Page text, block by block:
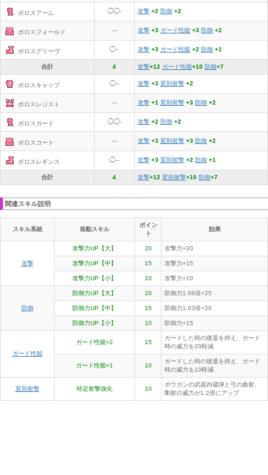
ボロスアーム ◯◯- 攻撃 +2 防御 +2
ボロスフォールド --- 攻撃 +3 ガード性能 +3 防御 +2
ボロスグリーヴ ◯-- 攻撃 +3 ガード性能 +2 防御 +1
合計 4 攻撃+12 ガード性能+10 防御+7
ボロスキャップ ◯-- 攻撃 +3 変則射撃 +2
ボロスレジスト --- 攻撃 +1 変則射撃 +3 防御 +2
ボロスガード ◯◯- 攻撃 +2 防御 +2
ボロスコート --- 攻撃 +3 変則射撃 +3 防御 +2
ボロスレギンス ◯-- 攻撃 +3 変則射撃 +2 防御 +1
合計 4 攻撃+12 変則射撃+10 防御+7
関連スキル説明
スキル系統 発動スキル
ポイン
ト
効果
攻撃
攻撃力UP【大】 20 攻撃力+20
攻撃力UP【中】 15 攻撃力+15
攻撃力UP【小】 10 攻撃力+10
防御
防御力UP【大】 20 防御力1.06倍+25
防御力UP【中】 15 防御力1.03倍+20
防御力UP【小】 10 防御力+15
ガード性能
ガード性能+2 15
ガードした時の後退を抑え、ガード
時の威力を20軽減
ガード性能+1 10
ガードした時の後退を抑え、ガード
時の威力を10軽減
変則射撃 特定射撃強化 10
ボウガンの武器内蔵弾と弓の曲射、
剛射の威力が1.2倍にアップ